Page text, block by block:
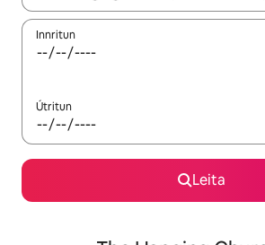
Innritun
Útritun
Leita